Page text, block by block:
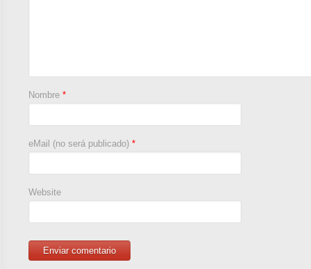
Nombre *
eMail (no será publicado) *
Website